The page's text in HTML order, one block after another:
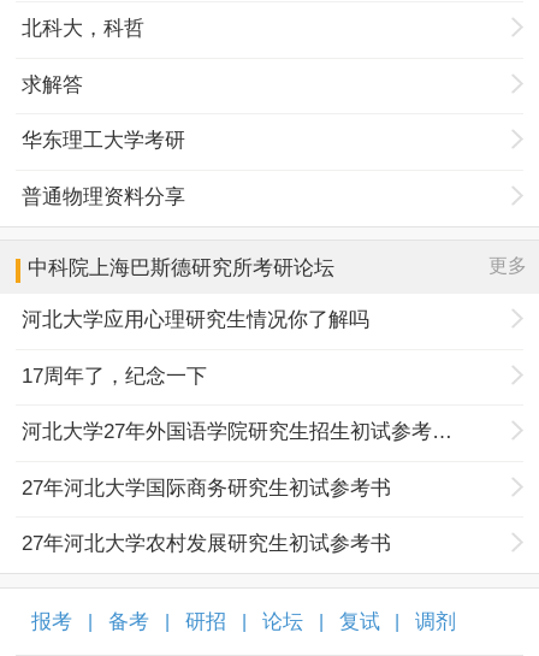
北科大，科哲
求解答
华东理工大学考研
普通物理资料分享
中科院上海巴斯德研究所考研论坛 更多
河北大学应用心理研究生情况你了解吗
17周年了，纪念一下
河北大学27年外国语学院研究生招生初试参考书目调整
27年河北大学国际商务研究生初试参考书
27年河北大学农村发展研究生初试参考书
报考 备考 研招 论坛 复试 调剂